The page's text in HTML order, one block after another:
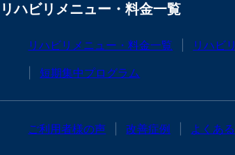
リハビリメニュー・料金一覧
リハビリメニュー・料金一覧 リハビ
短期集中プログラム
ご利用者様の声 改善症例 よくあ